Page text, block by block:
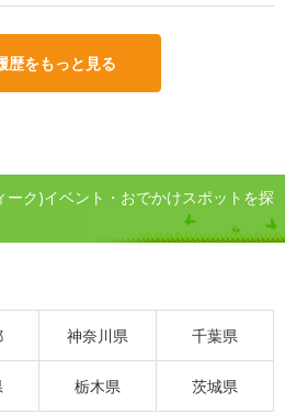
歴をもっと見る
ーク)イベント・おでかけスポットを探
神奈川県 千葉県
栃木県 茨城県